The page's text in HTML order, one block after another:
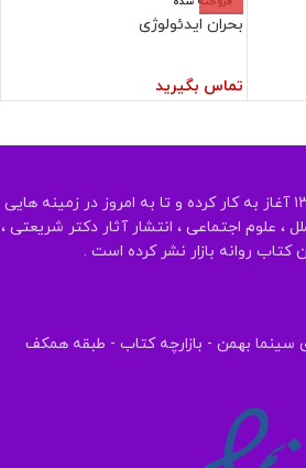
بحران ایدئولوژی
تماس بگیرید
انتشارات چاپخش از سال ۱۳۳۶ آغاز به کار کرده و تا به امروز در زمینه هایی
، علوم اجتماعی ، انتشار آثار دکتر شریعتی ،
سینما بهمن - بازارچه کتاب - طبقه همکف